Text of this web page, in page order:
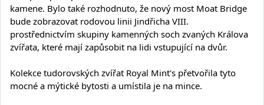
kamene. Bylo také rozhodnuto, že nový most Moat Bridge
bude zobrazovat rodovou linii Jindřicha VIII.
prostřednictvím skupiny kamenných soch zvaných Králova
zvířata, které mají zapůsobit na lidi vstupující na dvůr.
Kolekce tudorovských zvířat Royal Mint's přetvořila tyto
mocné a mýtické bytosti a umístila je na mince.